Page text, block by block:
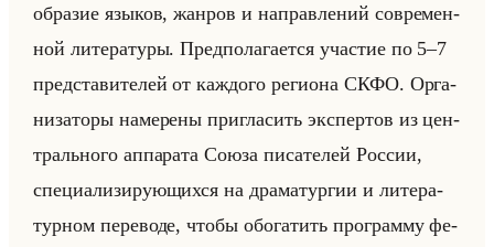
об­ра­зие язы­ков, жан­ров и на­прав­ле­ний со­вре­мен­
ной ли­те­ра­ту­ры. Пред­по­ла­га­ет­ся уча­стие по 5–7
пред­ста­ви­те­лей от каж­до­го ре­ги­она СКФО. Ор­га­
ни­за­то­ры на­ме­ре­ны при­гла­сить экс­пер­тов из цен­
трально­го ап­па­ра­та Союза пи­са­те­лей Рос­сии,
спе­ци­али­зи­ру­ющих­ся на дра­ма­тур­гии и ли­те­ра­
тур­ном пе­ре­во­де, чтобы обо­га­тить про­грам­му фе­